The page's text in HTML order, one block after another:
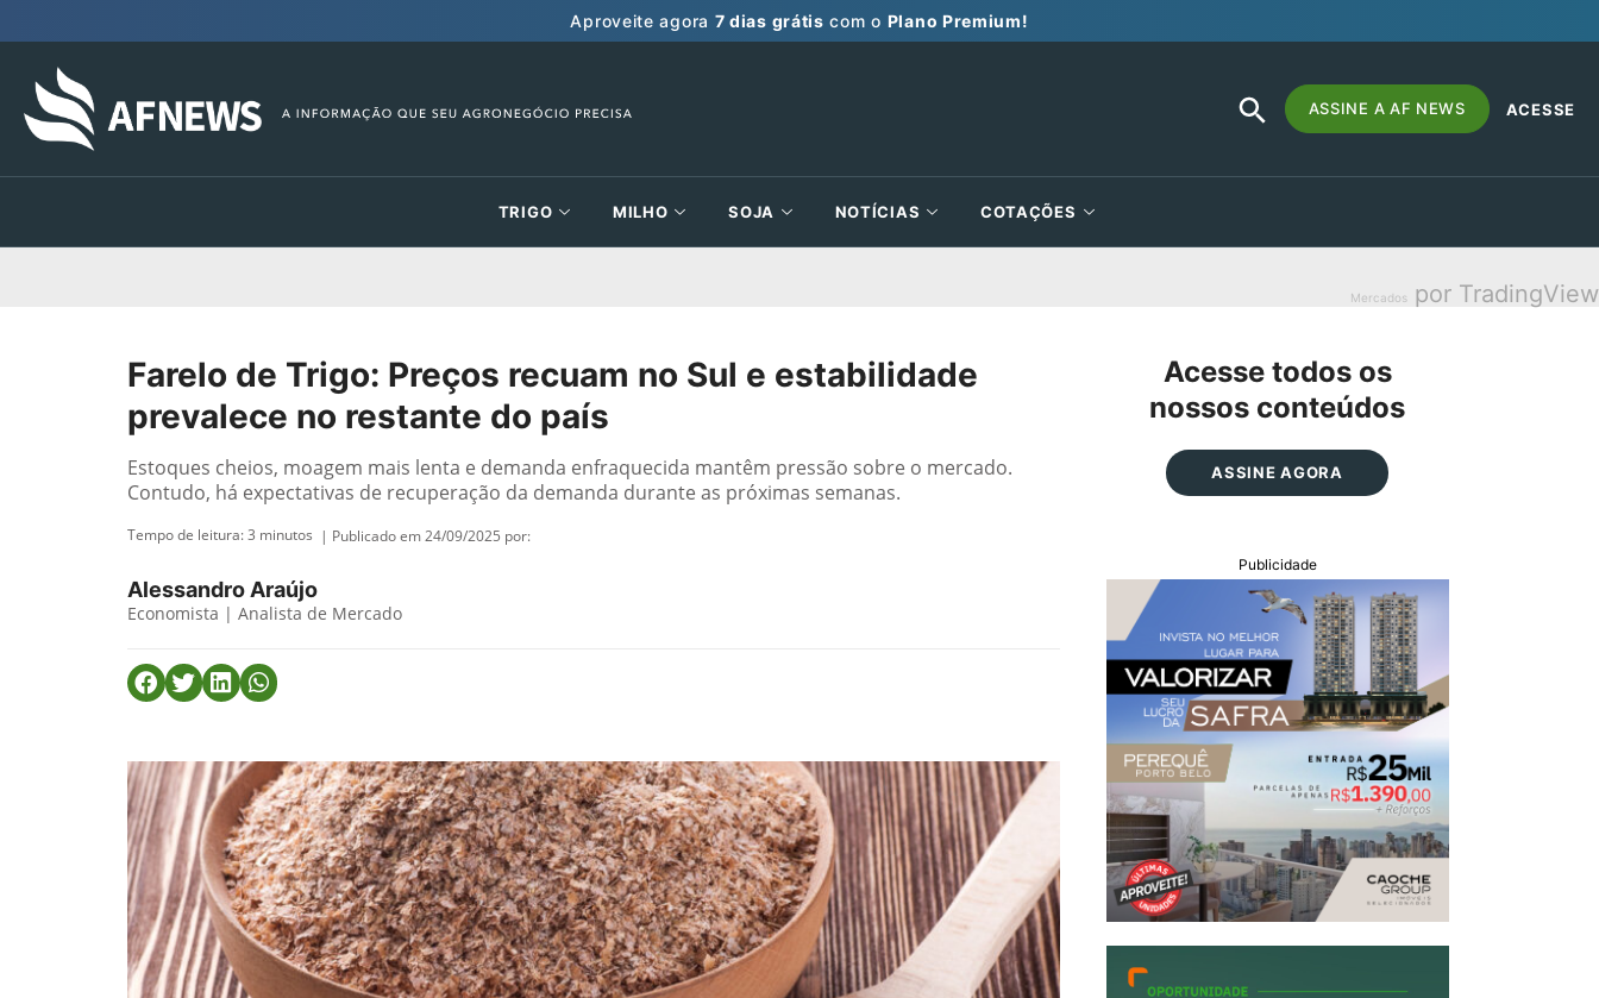
Aproveite agora 7 dias grátis com o Plano Premium!
Search
for:
SEARCH
BUTTON
ASSINE A AF NEWS ACESSE
TRIGO MILHO SOJA NOTÍCIAS COTAÇÕES
Mercados por TradingView
Farelo de Trigo: Preços recuam no Sul e estabilidade
prevalece no restante do país
Estoques cheios, moagem mais lenta e demanda enfraquecida mantêm pressão sobre o mercado.
Contudo, há expectativas de recuperação da demanda durante as próximas semanas.
Tempo de leitura:3 minutos | Publicado em 24/09/2025 por:
Alessandro Araújo
Economista | Analista de Mercado
Acesse todos os
nossos conteúdos
ASSINE AGORA
Publicidade